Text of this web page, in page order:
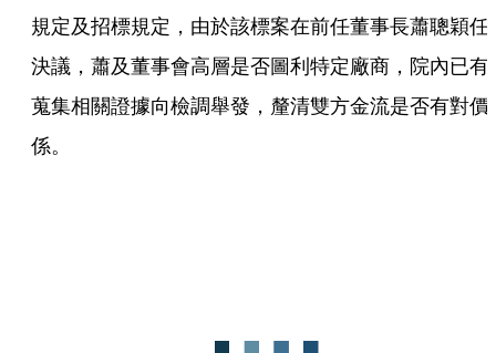
規定及招標規定，由於該標案在前任董事長蕭聰穎任
決議，蕭及董事會高層是否圖利特定廠商，院內已有
蒐集相關證據向檢調舉發，釐清雙方金流是否有對價
係。